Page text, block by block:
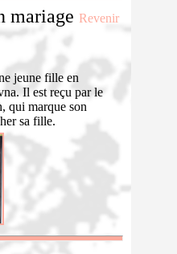
mariageRevenir
jeune fille en
Il est reçu par le
qui marque son
sa fille.